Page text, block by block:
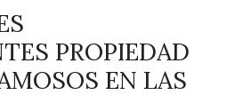
PROPIEDAD
EN LAS